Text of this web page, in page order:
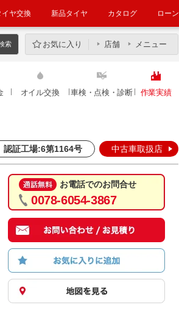
イヤ交換 新品タイヤ カタログ ローン
お気に入り 店舗 メニュー
オイル交換 車検・点検・診断 作業実績
認証工場:6第1164号 中古車取扱店
お電話でのお問合せ
0078-6054-3867